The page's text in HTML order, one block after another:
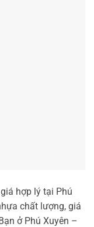
hợp lý tại Phú
chất lượng, giá
ở Phú Xuyên –